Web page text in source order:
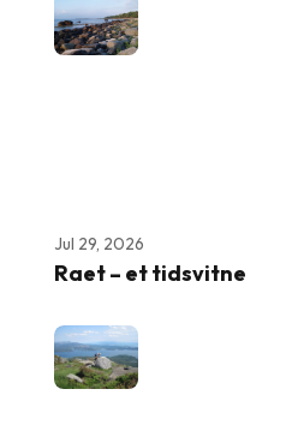
Jul 29, 2026
Raet – et tidsvitne